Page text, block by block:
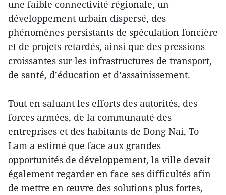
une faible connectivité régionale, un
développement urbain dispersé, des
phénomènes persistants de spéculation foncière
et de projets retardés, ainsi que des pressions
croissantes sur les infrastructures de transport,
de santé, d’éducation et d’assainissement.
Tout en saluant les efforts des autorités, des
forces armées, de la communauté des
entreprises et des habitants de Dong Nai, To
Lam a estimé que face aux grandes
opportunités de développement, la ville devait
également regarder en face ses difficultés afin
de mettre en œuvre des solutions plus fortes,